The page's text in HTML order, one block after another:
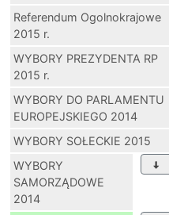
Referendum Ogolnokrajowe
2015 r.
WYBORY PREZYDENTA RP
2015 r.
WYBORY DO PARLAMENTU
EUROPEJSKIEGO 2014
WYBORY SOŁECKIE 2015
WYBORY
SAMORZĄDOWE
2014